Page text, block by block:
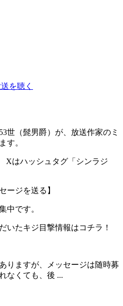
を聴く
世（髭男爵）が、放送作家のミ
す。
Xはハッシュタグ「シンラジ
ージを送る】
中です。
いたキジ目撃情報はコチラ！
りますが、メッセージは随時募
なくても、後 ...